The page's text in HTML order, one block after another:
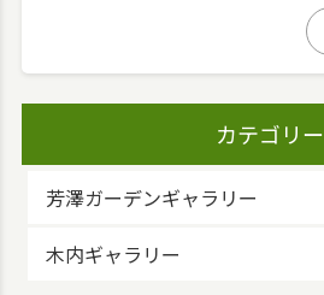
カテゴリー
芳澤ガーデンギャラリー
木内ギャラリー